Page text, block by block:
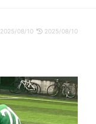
2025/08/10 2025/08/10